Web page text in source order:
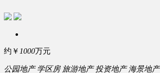
约￥ 1000万元
公园地产 学区房 旅游地产 投资地产 海景地产